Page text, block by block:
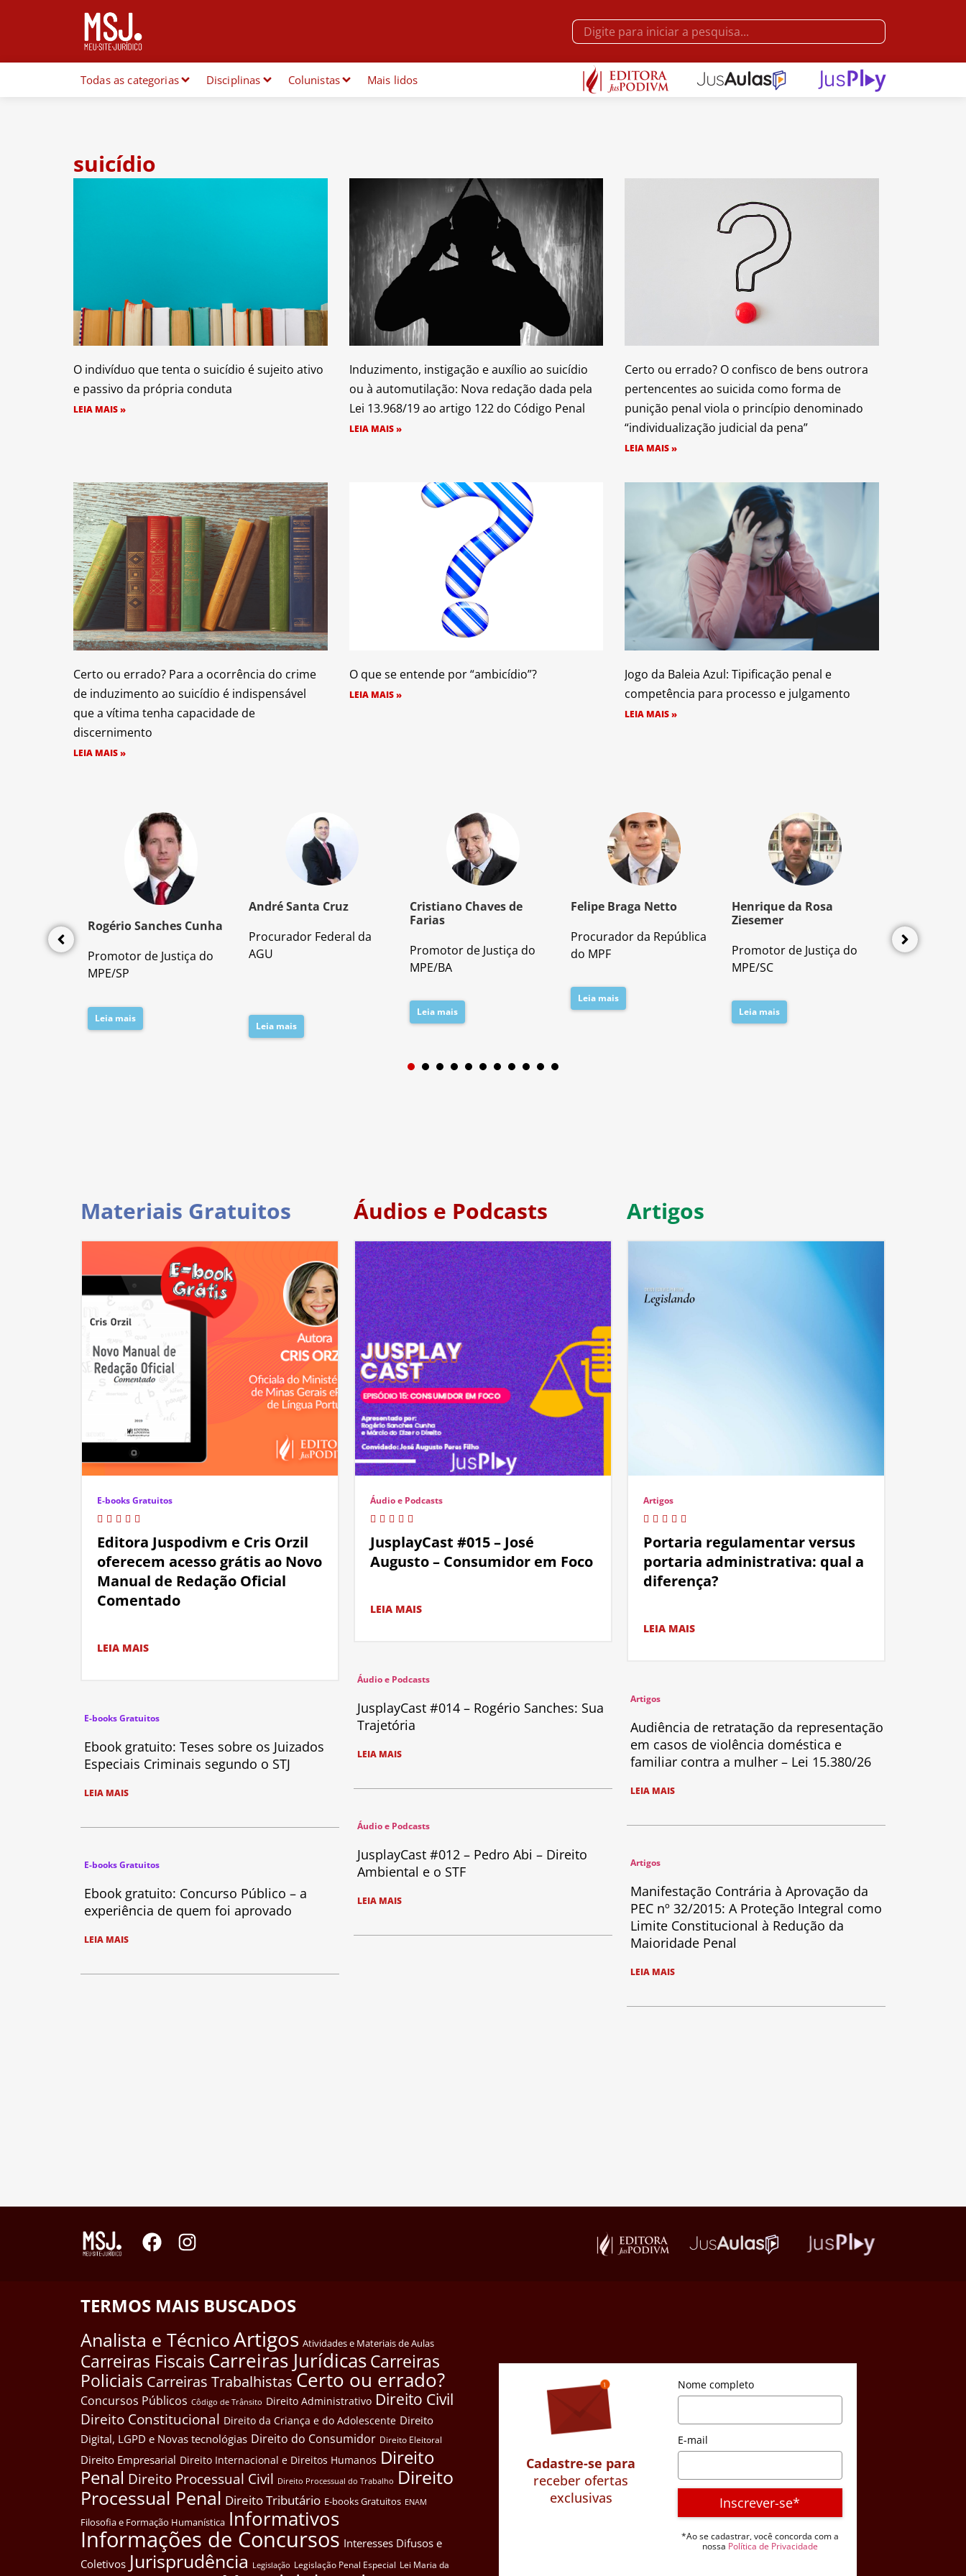
Todas as categorias Disciplinas Colunistas Mais lidos
suicídio
O indivíduo que tenta o suicídio é sujeito ativo
e passivo da própria conduta
LEIA MAIS »
Induzimento, instigação e auxílio ao suicídio
ou à automutilação: Nova redação dada pela
Lei 13.968/19 ao artigo 122 do Código Penal
LEIA MAIS »
Certo ou errado? O confisco de bens outrora
pertencentes ao suicida como forma de
punição penal viola o princípio denominado
“individualização judicial da pena”
LEIA MAIS »
Certo ou errado? Para a ocorrência do crime
de induzimento ao suicídio é indispensável
que a vítima tenha capacidade de
discernimento
LEIA MAIS »
O que se entende por “ambicídio”?
LEIA MAIS »
Jogo da Baleia Azul: Tipificação penal e
competência para processo e julgamento
LEIA MAIS »
Civil
Rogério Sanches Cunha
Promotor de Justiça do
MPE/SP
Leia mais
André Santa Cruz
Procurador Federal da
AGU
Leia mais
Cristiano Chaves de
Farias
Promotor de Justiça do
MPE/BA
Leia mais
Felipe Braga Netto
Procurador da República
do MPF
Leia mais
Henrique da Rosa
Ziesemer
Promotor de Justiça do
MPE/SC
Leia mais
Advogado e
Direito
1 2
Materiais Gratuitos
E-books Gratuitos
Editora Juspodivm e Cris Orzil
oferecem acesso grátis ao Novo
Manual de Redação Oficial
Comentado
LEIA MAIS
E-books Gratuitos
Ebook gratuito: Teses sobre os Juizados
Especiais Criminais segundo o STJ
LEIA MAIS
E-books Gratuitos
Ebook gratuito: Concurso Público – a
experiência de quem foi aprovado
LEIA MAIS
Áudios e Podcasts
Áudio e Podcasts
JusplayCast #015 – José
Augusto – Consumidor em Foco
LEIA MAIS
Áudio e Podcasts
JusplayCast #014 – Rogério Sanches: Sua
Trajetória
LEIA MAIS
Áudio e Podcasts
JusplayCast #012 – Pedro Abi – Direito
Ambiental e o STF
LEIA MAIS
Artigos
Artigos
Portaria regulamentar versus
portaria administrativa: qual a
diferença?
LEIA MAIS
Artigos
Audiência de retratação da representação
em casos de violência doméstica e
familiar contra a mulher – Lei 15.380/26
LEIA MAIS
Artigos
Manifestação Contrária à Aprovação da
PEC nº 32/2015: A Proteção Integral como
Limite Constitucional à Redução da
Maioridade Penal
LEIA MAIS
TERMOS MAIS BUSCADOS
Analista e TécnicoArtigos Atividades e Materiais de Aulas
Carreiras Fiscais Carreiras JurídicasCarreiras
Policiais Carreiras Trabalhistas Certo ou errado?
Concursos Públicos Côdigo de Trânsito Direito Administrativo Direito Civil
Direito Constitucional Direito da Criança e do Adolescente Direito
Digital, LGPD e Novas tecnológias Direito do Consumidor Direito Eleitoral
Direito Empresarial Direito Internacional e Direitos Humanos Direito
Penal Direito Processual Civil Direito Processual do Trabalho Direito
Processual Penal Direito Tributário E-books Gratuitos ENAM
Filosofia e Formação Humanística Informativos
Informações de Concursos Interesses Difusos e
Coletivos Jurisprudência Legislação Legislação Penal Especial Lei Maria da
Cadastre-se para
receber ofertas
exclusivas
Nome completo
E-mail
Inscrever-se*
*Ao se cadastrar, você concorda com a
nossa Política de Privacidade